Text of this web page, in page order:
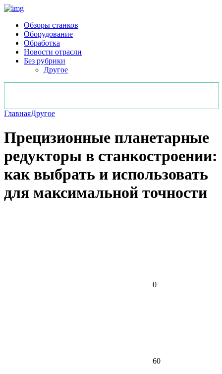
Обзоры станков
Оборудование
Обработка
Новости отрасли
Без рубрики
Другое
ГлавнаяДругое
Прецизионные планетарные
редукторы в станкостроении:
как выбрать и использовать
для максимальной точности
0
60